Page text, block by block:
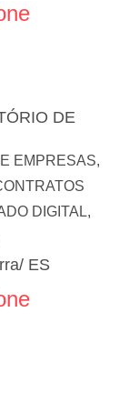
DE
EMPRESAS,
DIGITAL,
ES